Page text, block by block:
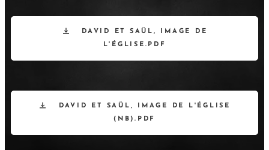
DAVID ET SAÜL, IMAGE DE
L'ÉGLISE.PDF
DAVID ET SAÜL, IMAGE DE L'ÉGLISE
(NB).PDF